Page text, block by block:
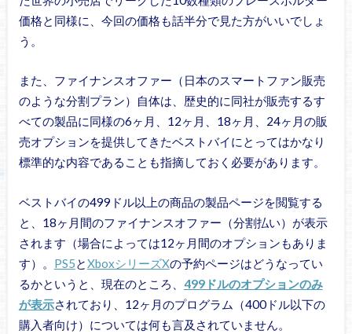
価格と同様に、今回の価格も話半分で見た方がいいでしょ
う。
また、ファイナンスオファー（日本のスマートファン販売
のような分割プラン）自体は、歴史的に同社が販売するす
べての製品に同様の6ヶ月、12ヶ月、18ヶ月、24ヶ月の販
売オプションを提供してきたベストバイにとってはかなり
標準的な内容であることも指摘しておく必要があります。
ベストバイの499ドル以上の商品の製品ページを閲覧する
と、18ヶ月間のファイナンスオファー（分割払い）が表示
されます（場合によっては12ヶ月間のオプションもありま
す）。 PS5とXboxシリーズXの予約ページはどうなってい
るかというと、現在のところ、 499ドルのオプションのみ
が表示されており、12ヶ月のプログラム（400ドル以下の
購入者向け）については何も言及されていません。